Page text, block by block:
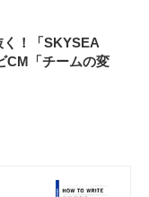
！「SKYSEA
CM「チームの変